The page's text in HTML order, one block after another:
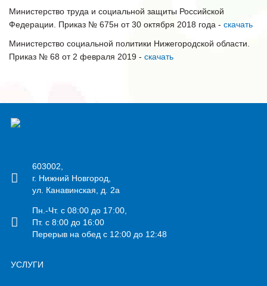
Министерство труда и социальной защиты Российской
Федерации. Приказ № 675н от 30 октября 2018 года - скачать
Министерство социальной политики Нижегородской области.
Приказ № 68 от 2 февраля 2019 - скачать
603002,
г. Нижний Новгород,
ул. Канавинская, д. 2а
Пн.-Чт. с 08:00 до 17:00,
Пт. с 8:00 до 16:00
Перерыв на обед с 12:00 до 12:48
УСЛУГИ